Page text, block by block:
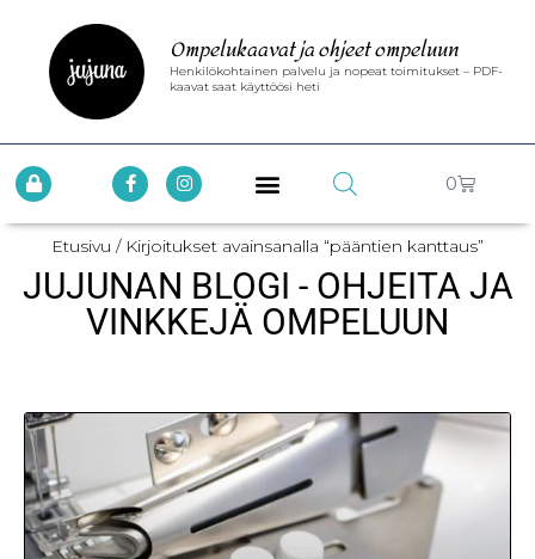
Ompelukaavat ja ohjeet ompeluun
Henkilökohtainen palvelu ja nopeat toimitukset – PDF-
kaavat saat käyttöösi heti
0
Etusivu / Kirjoitukset avainsanalla “pääntien kanttaus”
JUJUNAN BLOGI - OHJEITA JA
VINKKEJÄ OMPELUUN